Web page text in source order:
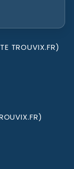
TROUVIX.FR)